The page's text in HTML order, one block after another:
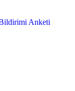
Anketi